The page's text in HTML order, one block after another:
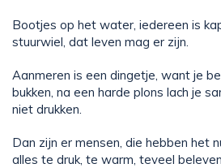
Bootjes op het water, iedereen is
stuurwiel, dat leven mag er zijn.
Aanmeren is een dingetje, want je
bukken, na een harde plons lach je
niet drukken.
Dan zijn er mensen, die hebben het
alles te druk, te warm, teveel